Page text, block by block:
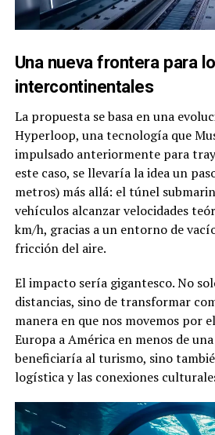
Una nueva frontera para
intercontinentales
La propuesta se basa en una
Hyperloop, una tecnología que
impulsado anteriormente para
este caso, se llevaría la idea un
metros) más allá: el túnel
vehículos alcanzar velocidades
km/h, gracias a un entorno de
fricción del aire.
El impacto sería gigantesco. No
distancias, sino de transformar
manera en que nos movemos por
Europa a América en menos de
beneficiaría al turismo, sino
logística y las conexiones